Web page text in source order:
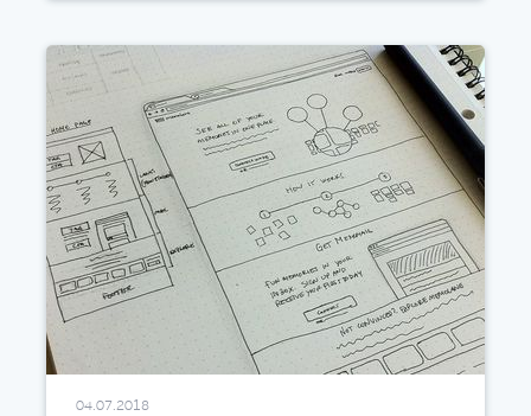
04.07.2018